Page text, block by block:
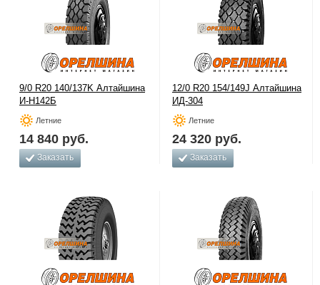
9/0 R20 140/137K Алтайшина
И-Н142Б
Летние
14 840 руб.
Заказать
12/0 R20 154/149J Алтайшина
ИД-304
Летние
24 320 руб.
Заказать